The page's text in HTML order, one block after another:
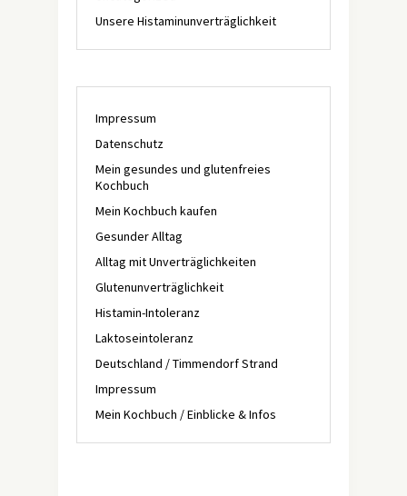
Unsere Histaminunverträglichkeit
Impressum
Datenschutz
Mein gesundes und glutenfreies
Kochbuch
Mein Kochbuch kaufen
Gesunder Alltag
Alltag mit Unverträglichkeiten
Glutenunverträglichkeit
Histamin-Intoleranz
Laktoseintoleranz
Deutschland / Timmendorf Strand
Impressum
Mein Kochbuch / Einblicke & Infos